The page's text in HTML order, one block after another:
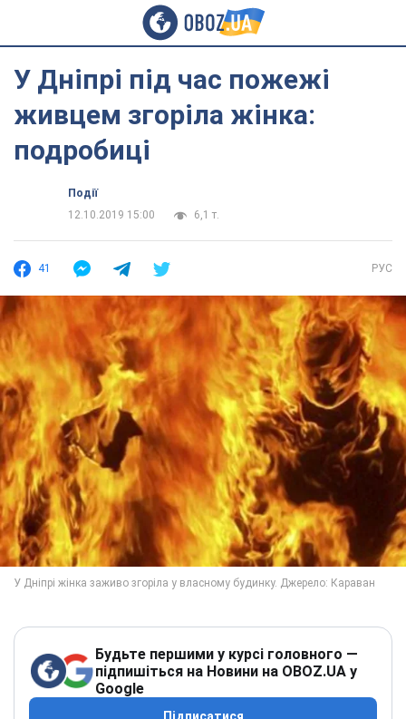
У Дніпрі під час пожежі
живцем згоріла жінка:
подробиці
Події
12.10.2019 15:00
6,1 т.
41 РУС
Будьте першими у курсі головного —
підпишіться на Новини на OBOZ.UA у
Google
Підписатися